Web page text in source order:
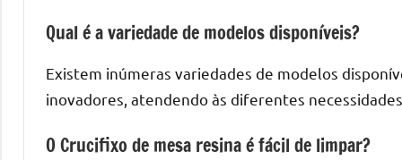
Qual é a variedade de modelos disponíveis?
Existem inúmeras variedades de modelos
inovadores, atendendo às diferentes
O Crucifixo de mesa resina é fácil de limpar?